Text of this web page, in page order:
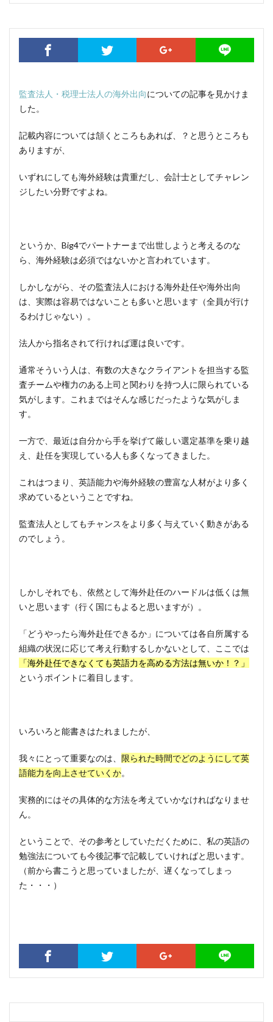
監査法人・税理士法人の海外出向についての記事を見かけま
した。
記載内容については頷くところもあれば、？と思うところも
ありますが、
いずれにしても海外経験は貴重だし、会計士としてチャレン
ジしたい分野ですよね。
というか、Big4でパートナーまで出世しようと考えるのな
ら、海外経験は必須ではないかと言われています。
しかしながら、その監査法人における海外赴任や海外出向
は、実際は容易ではないことも多いと思います（全員が行け
るわけじゃない）。
法人から指名されて行ければ運は良いです。
通常そういう人は、有数の大きなクライアントを担当する監
査チームや権力のある上司と関わりを持つ人に限られている
気がします。これまではそんな感じだったような気がしま
す。
一方で、最近は自分から手を挙げて厳しい選定基準を乗り越
え、赴任を実現している人も多くなってきました。
これはつまり、英語能力や海外経験の豊富な人材がより多く
求めているということですね。
監査法人としてもチャンスをより多く与えていく動きがある
のでしょう。
しかしそれでも、依然として海外赴任のハードルは低くは無
いと思います（行く国にもよると思いますが）。
「どうやったら海外赴任できるか」については各自所属する
組織の状況に応じて考え行動するしかないとして、ここでは
「海外赴任できなくても英語力を高める方法は無いか！？」
というポイントに着目します。
いろいろと能書きはたれましたが、
我々にとって重要なのは、 限られた時間でどのようにして英
語能力を向上させていくか。
実務的にはその具体的な方法を考えていかなければなりませ
ん。
ということで、その参考としていただくために、私の英語の
勉強法についても今後記事で記載していければと思います。
（前から書こうと思っていましたが、遅くなってしまっ
た・・・）